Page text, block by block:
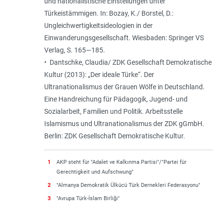
Türkeistämmigen. In: Bozay, K./ Borstel, D.:
Ungleichwertigkeitsideologien in der
Einwanderungsgesellschaft. Wiesbaden: Springer VS
Verlag, S. 165—185.
• Dantschke, Claudia/ ZDK Gesellschaft Demokratische
Kultur (2013): „Der ideale Türke“. Der
Ultranationalismus der Grauen Wölfe in Deutschland.
Eine Handreichung für Pädagogik, Jugend- und
Sozialarbeit, Familien und Politik. Arbeitsstelle
Islamismus und Ultranationalismus der ZDK gGmbH.
Berlin: ZDK Gesellschaft Demokratische Kultur.
1
AKP steht für "Adalet ve Kalkınma Partisi"/"Partei für
Gerechtigkeit und Aufschwung"
2 "Almanya Demokratik Ülkücü Türk Dernekleri Federasyonu"
3 "Avrupa Türk-İslam Birliği"